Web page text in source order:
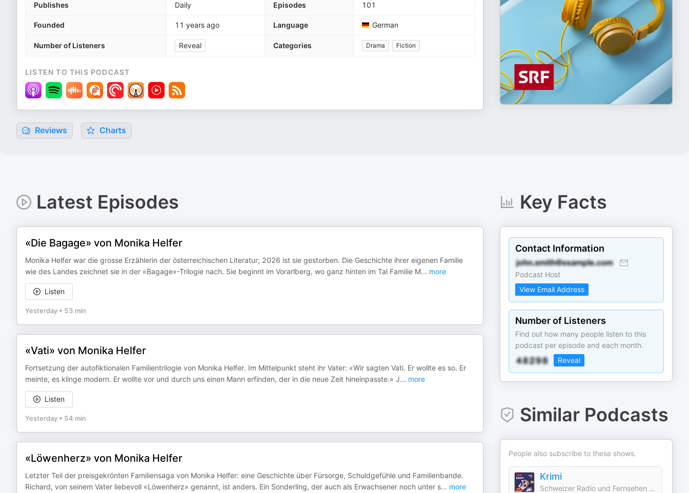
Publishes Daily Episodes 101
Founded 11 years ago Language German
Number of Listeners Reveal Categories Drama Fiction
LISTEN TO THIS PODCAST
Reviews Charts
Latest Episodes
«Die Bagage» von Monika Helfer
Monika Helfer war die grosse Erzählerin der österreichischen Literatur; 2026 ist sie gestorben. Die Geschichte ihrer eigenen Familie
wie des Landes zeichnet sie in der «Bagage»-Trilogie nach. Sie beginnt im Vorarlberg, wo ganz hinten im Tal Familie M... more
Listen
Yesterday • 53 min
«Vati» von Monika Helfer
Fortsetzung der autofiktionalen Familientrilogie von Monika Helfer. Im Mittelpunkt steht ihr Vater: «Wir sagten Vati. Er wollte es so. Er
meinte, es klinge modern. Er wollte vor und durch uns einen Mann erfinden, der in die neue Zeit hineinpasste.» J... more
Listen
Yesterday • 54 min
«Löwenherz» von Monika Helfer
Letzter Teil der preisgekrönten Familiensaga von Monika Helfer: eine Geschichte über Fürsorge, Schuldgefühle und Familienbande.
Richard, von seinem Vater liebevoll «Löwenherz» genannt, ist anders. Ein Sonderling, der auch als Erwachsener noch unter s... more
Key Facts
Contact Information
Podcast Host
View Email Address
Number of Listeners
Find out how many people listen to this
podcast per episode and each month.
Reveal
Similar Podcasts
People also subscribe to these shows.
Krimi
Schweizer Radio und Fernsehen (SRF)